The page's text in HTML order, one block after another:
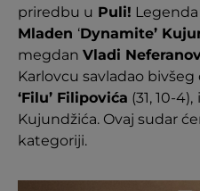
priredbu u Puli!
Mladen ‘Dynamite’
megdan Vladi
Karlovcu savladao bivšeg
‘Filu’ Filipovića (31, 10-4),
Kujundžića. Ovaj sudar
kategoriji.